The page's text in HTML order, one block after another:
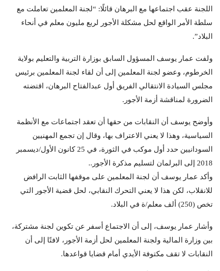
اللجنة عقب اجتماعها مع البرهان قائلًا: “لجنة المعلمين تعاملت مع
سلطة الأمر الواقع لحل مشكلة الأجور لربع مليون معلم في أنحاء
البلاد”.
ولفت عمار يوسف المسؤول السابق بوزارة التربية والتعليم بولاية
الخرطوم، وعضو لجنة المعلمين إلى أن لقاء لجنة المعلمين برئيس
مجلس السيادة الانتقالي الفريق أول عبدالفتاح البرهان، اقتضته
الضرورة لمناقشة أزمة الأجور.
وأوضح يوسف أن النقابات من حقها أن تعقد اجتماعات مع الأنظمة
السياسية، وهذا لا يعني الاعتراف بها، وقال إن تجمع المهنيين
السودانيين حدد أول موكب في الثورة، في 25 كانون الأول/ديسمبر
2018 إلى البرلمان لتسليم مذكرة الأجور..
وأكد عمار يوسف أن لجنة المعلمين على موقفها الثابت الرافض
للانقلاب، لكن هذا لا يعني التحرك النقابي، لحل قضية الأجور التي
تخص (250) ألف معلم/ة في البلاد.
وأشار عمار يوسف، إلى أن الاجتماع أسفر عن تكوين لجنة مشتركة،
بين وزارة المالية ولجنة المعلمين لحل أزمة الأجور، لافتًا إلى أن
النقابات لا تقف مكتوفة الأيدي أمام قضايا قواعدها.